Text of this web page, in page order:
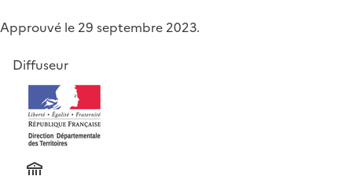
Approuvé le 29 septembre 2023.
Diffuseur